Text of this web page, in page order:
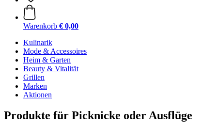
Warenkorb € 0,00
Kulinarik
Mode & Accessoires
Heim & Garten
Beauty & Vitalität
Grillen
Marken
Aktionen
Produkte für Picknicke oder Ausflüge